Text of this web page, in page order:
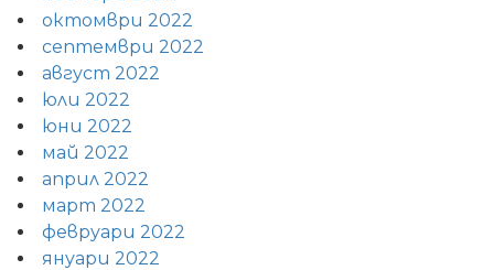
октомври 2022
септември 2022
август 2022
юли 2022
юни 2022
май 2022
април 2022
март 2022
февруари 2022
януари 2022